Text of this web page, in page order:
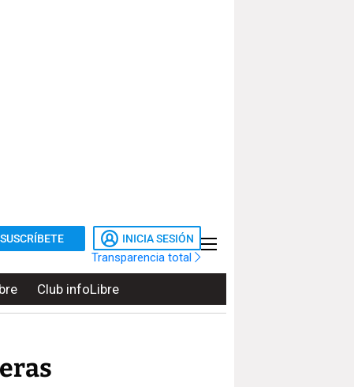
SUSCRÍBETE INICIA SESIÓN
Transparencia total
Club infoLibre